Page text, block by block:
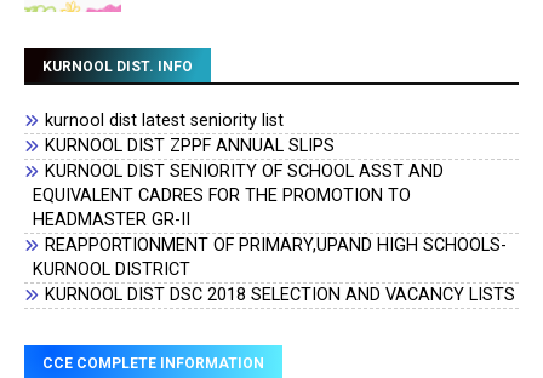
KURNOOL DIST. INFO
kurnool dist latest seniority list
KURNOOL DIST ZPPF ANNUAL SLIPS
KURNOOL DIST SENIORITY OF SCHOOL ASST AND
EQUIVALENT CADRES FOR THE PROMOTION TO
HEADMASTER GR-II
REAPPORTIONMENT OF PRIMARY,UPAND HIGH SCHOOLS-
KURNOOL DISTRICT
KURNOOL DIST DSC 2018 SELECTION AND VACANCY LISTS
CCE COMPLETE INFORMATION